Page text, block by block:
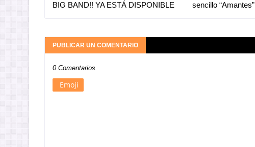
BIG BAND!! YA ESTÁ DISPONIBLE
sencillo “Amantes”
PUBLICAR UN COMENTARIO
0 Comentarios
Emoji